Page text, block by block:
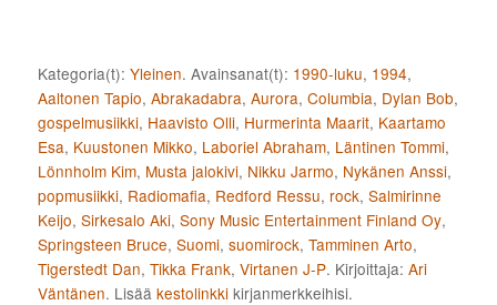
Kategoria(t):Yleinen. Avainsanat(t): 1990-luku, 1994,
Aaltonen Tapio,Abrakadabra,Aurora,Columbia, Dylan Bob,
gospelmusiikki, Haavisto Olli, Hurmerinta Maarit, Kaartamo
Esa, Kuustonen Mikko, Laboriel Abraham, Läntinen Tommi,
Lönnholm Kim, Musta jalokivi, Nikku Jarmo, Nykänen Anssi,
popmusiikki, Radiomafia, Redford Ressu, rock,Salmirinne
Keijo,Sirkesalo Aki,Sony Music Entertainment Finland Oy,
Springsteen Bruce,Suomi,suomirock,Tamminen Arto,
Tigerstedt Dan,Tikka Frank,Virtanen J-P. Kirjoittaja:Ari
Väntänen. Lisääkestolinkki kirjanmerkkeihisi.